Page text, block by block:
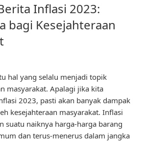
Inflasi 2023:
bagi Kesejahteraan
hal yang selalu menjadi topik
masyarakat. Apalagi jika kita
2023, pasti akan banyak dampak
kesejahteraan masyarakat. Inflasi
suatu naiknya harga-harga barang
dan terus-menerus dalam jangka